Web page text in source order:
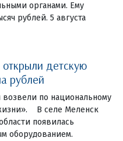
органами. Ему
рублей. 5 августа
детскую
рублей
по национальному
В селе Меленск
появилась
оборудованием.